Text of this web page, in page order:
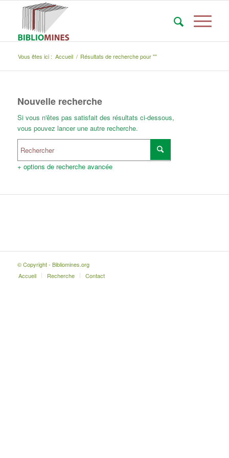
Vous êtes ici : Accueil / Résultats de recherche pour ""
Nouvelle recherche
Si vous n'êtes pas satisfait des résultats ci-dessous,
vous pouvez lancer une autre recherche.
+ options de recherche avancée
© Copyright - Bibliomines.org
Accueil
Recherche Contact